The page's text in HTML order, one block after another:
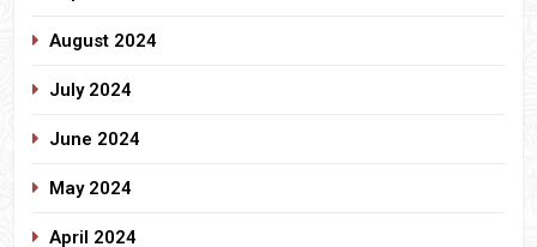
August 2024
July 2024
June 2024
May 2024
April 2024